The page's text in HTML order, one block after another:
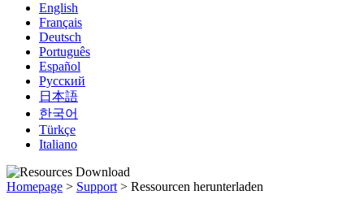
English
Français
Deutsch
Português
Español
Русский
日本語
한국어
Türkçe
Italiano
Homepage > Support > Ressourcen herunterladen